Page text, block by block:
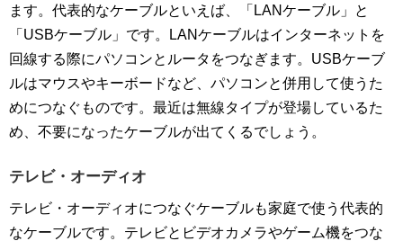
ます。代表的なケーブルといえば、「LANケーブル」と
「USBケーブル」です。LANケーブルはインターネットを
回線する際にパソコンとルータをつなぎます。USBケーブ
ルはマウスやキーボードなど、パソコンと併用して使うた
めにつなぐものです。最近は無線タイプが登場しているた
め、不要になったケーブルが出てくるでしょう。
テレビ・オーディオ
テレビ・オーディオにつなぐケーブルも家庭で使う代表的
なケーブルです。テレビとビデオカメラやゲーム機をつな